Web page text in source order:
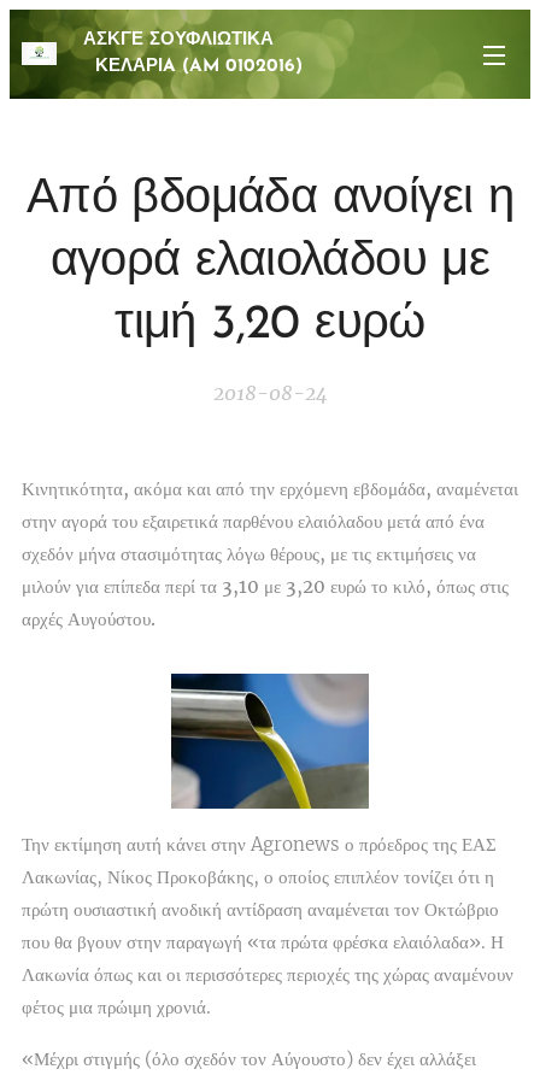
ΑΣΚΓΕ ΣΟΥΦΛΙΩΤΙΚΑ
ΚΕΛΑΡΙA (AM 0102016)
Από βδομάδα ανοίγει η
αγορά ελαιολάδου με
τιμή 3,20 ευρώ
2018-08-24
Κινητικότητα, ακόμα και από την ερχόμενη εβδομάδα, αναμένεται
στην αγορά του εξαιρετικά παρθένου ελαιόλαδου μετά από ένα
σχεδόν μήνα στασιμότητας λόγω θέρους, με τις εκτιμήσεις να
μιλούν για επίπεδα περί τα 3,10 με 3,20 ευρώ το κιλό, όπως στις
αρχές Αυγούστου.
Την εκτίμηση αυτή κάνει στην Agronews ο πρόεδρος της ΕΑΣ
Λακωνίας, Νίκος Προκοβάκης, ο οποίος επιπλέον τονίζει ότι η
πρώτη ουσιαστική ανοδική αντίδραση αναμένεται τον Οκτώβριο
που θα βγουν στην παραγωγή «τα πρώτα φρέσκα ελαιόλαδα». Η
Λακωνία όπως και οι περισσότερες περιοχές της χώρας αναμένουν
φέτος μια πρώιμη χρονιά.
«Μέχρι στιγμής (όλο σχεδόν τον Αύγουστο) δεν έχει αλλάξει